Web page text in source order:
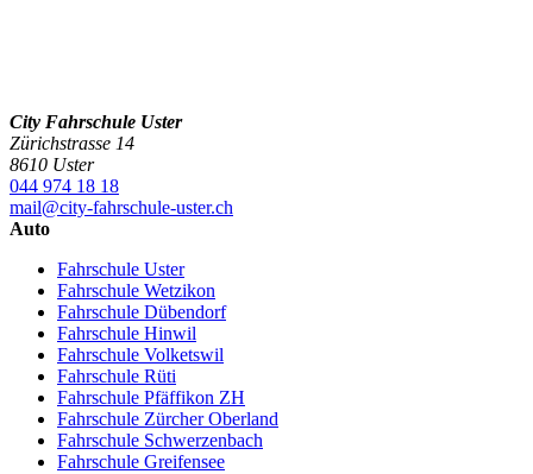
City Fahrschule Uster
Zürichstrasse 14
8610 Uster
044 974 18 18
mail@city-fahrschule-uster.ch
Auto
Fahrschule Uster
Fahrschule Wetzikon
Fahrschule Dübendorf
Fahrschule Hinwil
Fahrschule Volketswil
Fahrschule Rüti
Fahrschule Pfäffikon ZH
Fahrschule Zürcher Oberland
Fahrschule Schwerzenbach
Fahrschule Greifensee